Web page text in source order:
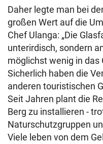
Daher legte man bei
großen Wert auf die
Chef Ulanga: „Die
unterirdisch, sondern
möglichst wenig in das
Sicherlich haben die
anderen touristischen
Seit Jahren plant die
Berg zu installieren -
Naturschutzgruppen
Viele leben von dem